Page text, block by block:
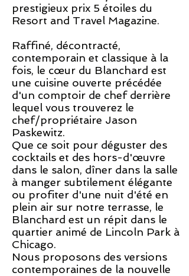
prestigieux prix 5 étoiles du
Resort and Travel Magazine.
Raffiné, décontracté,
contemporain et classique à la
fois, le cœur du Blanchard est
une cuisine ouverte précédée
d'un comptoir de chef derrière
lequel vous trouverez le
chef/propriétaire Jason
Paskewitz.
Que ce soit pour déguster des
cocktails et des hors-d'œuvre
dans le salon, dîner dans la salle
à manger subtilement élégante
ou profiter d'une nuit d'été en
plein air sur notre terrasse, le
Blanchard est un répit dans le
quartier animé de Lincoln Park à
Chicago.
Nous proposons des versions
contemporaines de la nouvelle